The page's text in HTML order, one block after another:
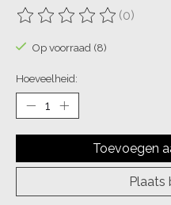
De beoordeling van dit
(0)
Op voorraad (8)
Hoeveelheid:
Toevoegen
Plaats